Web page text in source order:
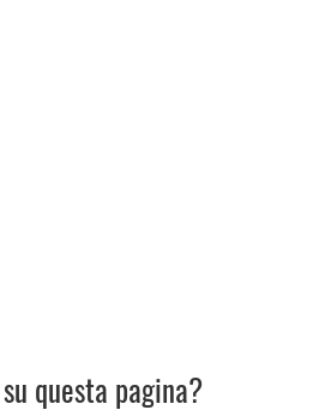
questa pagina?